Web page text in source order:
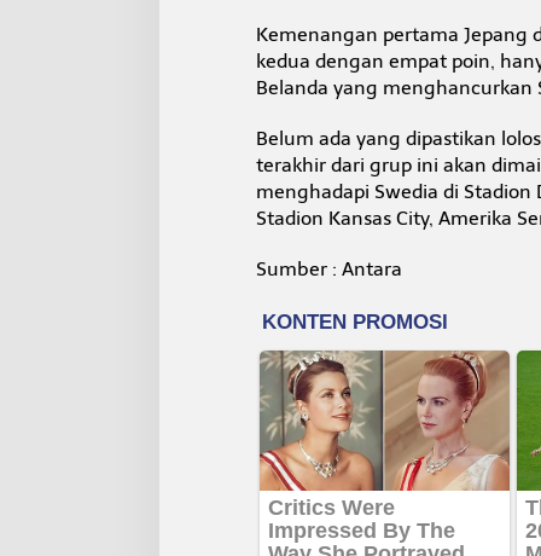
Kemenangan pertama Jepang
kedua dengan empat poin,
Belanda yang menghancurkan
Belum ada yang dipastikan
terakhir dari grup ini akan
menghadapi Swedia di Stadion
Stadion Kansas City, Amerika
Sumber : Antara